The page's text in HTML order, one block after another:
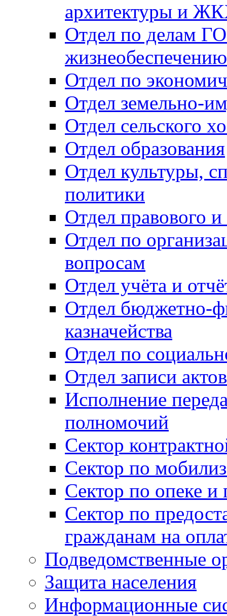
архитектуры и
Отдел по делам
Отдел по
Отдел земельно-
Отдел сельского
Отдел образования
Отдел культуры,
политики
Отдел правового
Отдел по
вопросам
Отдел учёта и
Отдел бюджетно-
казначейства
Отдел по
Отдел записи
Исполнение
полномочий
Сектор
Сектор по
Сектор по опеке и
Сектор по
гражданам на
Подведомственные
Защита населения
Информационные